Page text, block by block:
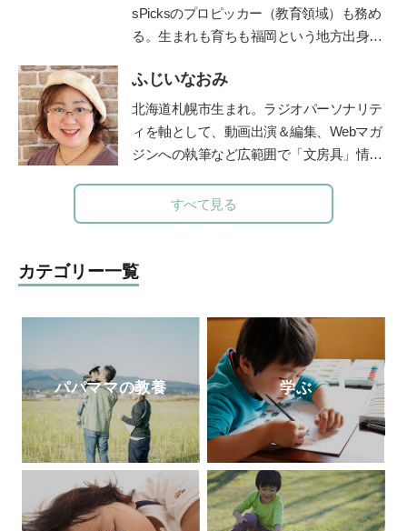
支援。
「テクノロジア魔法学校」や学校向け教材
「ライフイズテックレッスン」などオンラ
sPicksのプロピッカー（教育領域）も務め
る。生まれも育ちも福岡という地方出身者
差」を埋めるべく全国を奔走中。
is-tech.com/
ふじいなおみ
北海道札幌市生まれ。ラジオパーソナリテ
ィを軸として、動画出演＆編集、Webマガ
ジンへの執筆など広範囲で「文房具」情報
て活動。社会人になったときに両親から贈
られた万年筆に、黒以外の様々な色のイン
クコレクター(インク沼)になる。ご当地イ
ンクが特に大好物。一人ムスメ(2015年生
まれ)の母親としての視点から文房具を観
察し、レビュー記事を執筆している。
すべて見る
カテゴリー一覧
パパママの教養 学ぶ